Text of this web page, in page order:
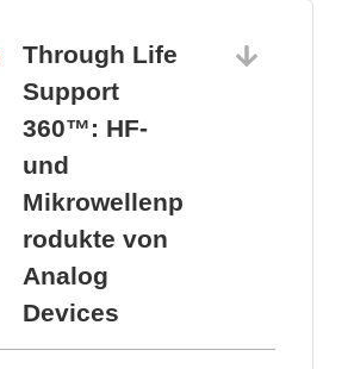
Through Life
Support
360™: HF-
und
Mikrowellenp
rodukte von
Analog
Devices